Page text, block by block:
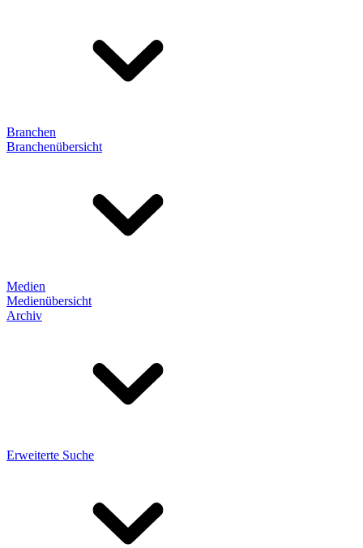
Branchen
Branchenübersicht
Medien
Medienübersicht
Archiv
Erweiterte Suche